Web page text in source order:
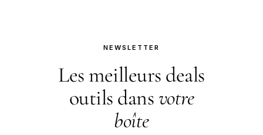
NEWSLETTER
Les meilleurs deals
outils dans votre
boîte